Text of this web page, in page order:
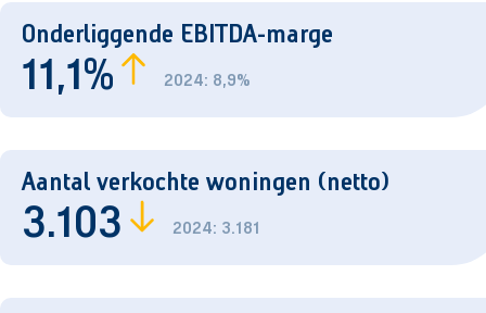
Onderliggende EBITDA-marge
11,1% 2024: 8,9%
Aantal verkochte woningen (netto)
3.103 2024: 3.181